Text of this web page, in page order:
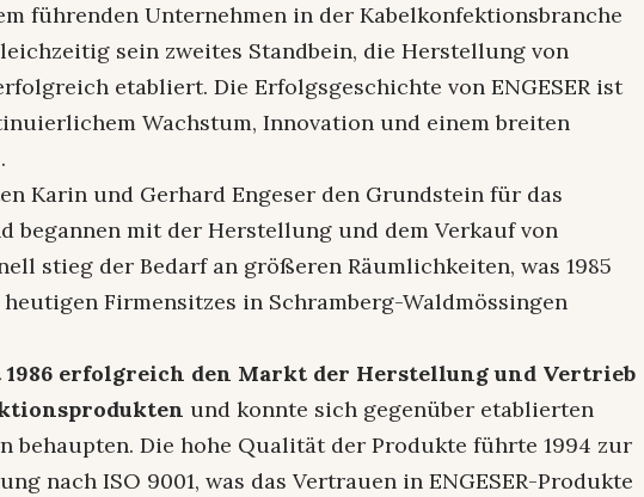
führenden Unternehmen in der Kabelkonfektionsbranche
sein zweites Standbein, die Herstellung von
etabliert. Die Erfolgsgeschichte von ENGESER ist
Wachstum, Innovation und einem breiten
Karin und Gerhard Engeser den Grundstein für das
begannen mit der Herstellung und dem Verkauf von
stieg der Bedarf an größeren Räumlichkeiten, was 1985
heutigen Firmensitzes in Schramberg-Waldmössingen
1986 erfolgreich den Markt der Herstellung und Vertrieb
und konnte sich gegenüber etablierten
behaupten. Die hohe Qualität der Produkte führte 1994 zur
nach ISO 9001, was das Vertrauen in ENGESER-Produkte